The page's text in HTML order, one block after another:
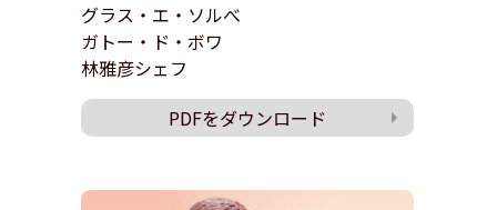
グラス・エ・ソルべ
ガトー・ド・ボワ
林雅彦シェフ
PDFをダウンロード